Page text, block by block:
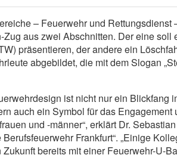
– Feuerwehr und Rettungsdienst
Zug aus zwei Abschnitten. Der eine soll
präsentieren, der andere ein
abgebildet, die mit dem Slogan
ist nicht nur ein Blickfang
auch ein Symbol für das Engagement
und -männer“, erklärt Dr.
Berufsfeuerwehr Frankfurt“. „Einige
bereits mit einer Feuerwehr-U-